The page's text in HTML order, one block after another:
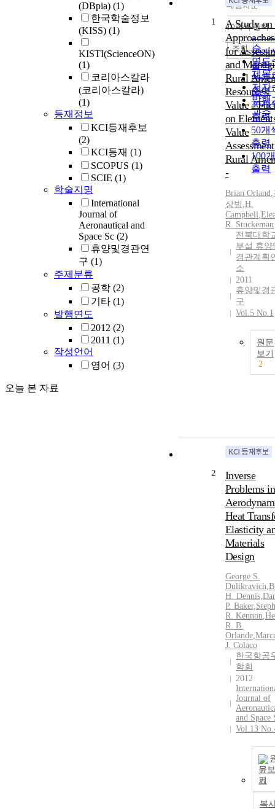
(DBpia) (1)
한국학술정보
(KISS) (1)
KISTI(ScienceON)
(1)
코리아스칼라
(코리아스칼라)
(1)
등재정보
KCI등재후보
(2)
KCI등재 (1)
SCOPUS (1)
SCIE (1)
학술지명
International
Journal of
Aeronautical and
Space Sc (2)
휴양및경관연
구 (1)
주제분류
공학 (2)
기타 (1)
발행연도
2012 (2)
2011 (1)
작성언어
영어 (3)
오늘 본 자료
정확
순
인기
순
연도
제목
저자
발행
관순
내림차순
내림
10개씩 출력
10개
출력
20개
출력
30개
출력
50개
출력
100
출력
조회
1
A Study on
Approaches
for
and
Rural
Resources
Value -
on
Value
Rural
-
Brian Orland,
상범 ,H.
Campbell,
R. Stuckeman
전북대학
부설 휴양
경관계획
소
2011
휴양및경
구
Vol.5 No.1
원문
보기
2
2
Inverse
Problems in
Heat
Elasticity
Materials
Design
George S.
Dulikravich,
H. Dennis,
P. Baker,
R. Kennon,
R. B.
Orlande,
J. Colaco
한국항공
학회
2012
Journal of
and Space
Vol.13
문보
기
복